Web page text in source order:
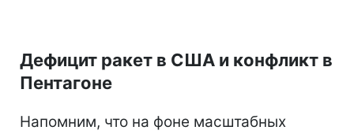
Дефицит ракет в США и конфликт в
Пентагоне
Напомним, что на фоне масштабных